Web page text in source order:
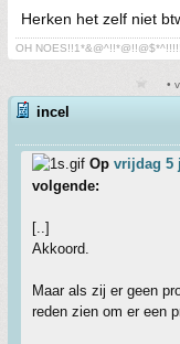
Herken het zelf niet
OH
•
incel
Op vrijdag 5
volgende:
[..]
Akkoord.
Maar als zij er geen
reden zien om er een